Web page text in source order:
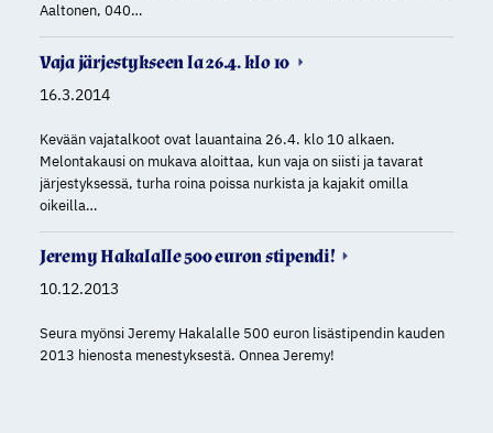
Aaltonen, 040…
Vaja järjestykseen la 26.4. klo 10
16.3.2014
Kevään vajatalkoot ovat lauantaina 26.4. klo 10 alkaen.
Melontakausi on mukava aloittaa, kun vaja on siisti ja tavarat
järjestyksessä, turha roina poissa nurkista ja kajakit omilla
oikeilla…
Jeremy Hakalalle 500 euron stipendi!
10.12.2013
Seura myönsi Jeremy Hakalalle 500 euron lisästipendin kauden
2013 hienosta menestyksestä. Onnea Jeremy!